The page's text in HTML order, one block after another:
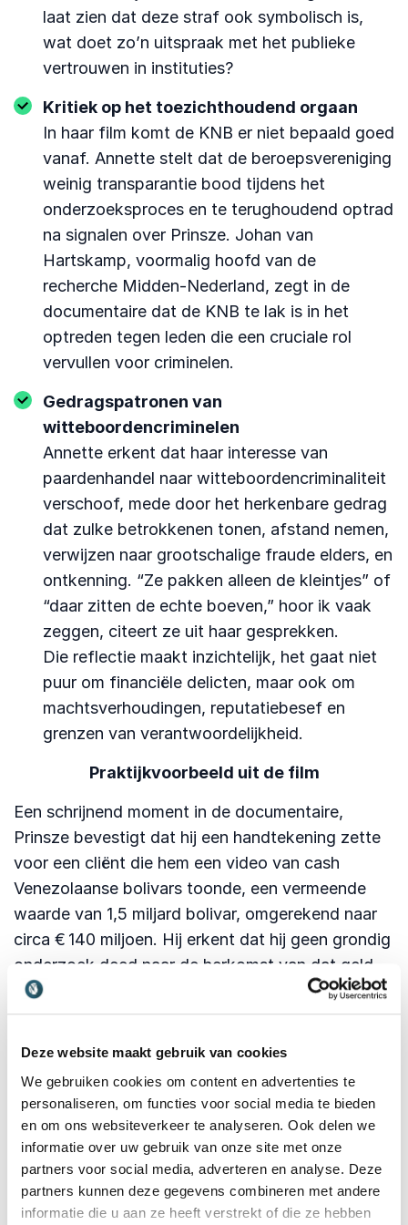
Deze website maakt gebruik van cookies
We gebruiken cookies om content en advertenties te
personaliseren, om functies voor social media te bieden
en om ons websiteverkeer te analyseren. Ook delen we
informatie over uw gebruik van onze site met onze
partners voor social media, adverteren en analyse. Deze
partners kunnen deze gegevens combineren met andere
informatie die u aan ze heeft verstrekt of die ze hebben
laat zien dat deze straf ook symbolisch is,
wat doet zo’n uitspraak met het publieke
vertrouwen in instituties?
Kritiek op het toezichthoudend orgaan
In haar film komt de KNB er niet bepaald goed
vanaf. Annette stelt dat de beroepsvereniging
weinig transparantie bood tijdens het
onderzoeksproces en te terughoudend optrad
na signalen over Prinsze. Johan van
Hartskamp, voormalig hoofd van de
recherche Midden-Nederland, zegt in de
documentaire dat de KNB te lak is in het
optreden tegen leden die een cruciale rol
vervullen voor criminelen.
Gedragspatronen van
witteboordencriminelen
Annette erkent dat haar interesse van
paardenhandel naar witteboordencriminaliteit
verschoof, mede door het herkenbare gedrag
dat zulke betrokkenen tonen, afstand nemen,
verwijzen naar grootschalige fraude elders, en
ontkenning. “Ze pakken alleen de kleintjes” of
“daar zitten de echte boeven,” hoor ik vaak
zeggen, citeert ze uit haar gesprekken.
Die reflectie maakt inzichtelijk, het gaat niet
puur om financiële delicten, maar ook om
machtsverhoudingen, reputatiebesef en
grenzen van verantwoordelijkheid.
Praktijkvoorbeeld uit de film
Een schrijnend moment in de documentaire,
Prinsze bevestigt dat hij een handtekening zette
voor een cliënt die hem een video van cash
Venezolaanse bolivars toonde, een vermeende
waarde van 1,5 miljard bolivar, omgerekend naar
circa € 140 miljoen. Hij erkent dat hij geen grondig
onderzoek deed naar de herkomst van dat geld.
Dat moment legt de fragiliteit bloot van een
systeem waarin vertrouwen en twijfel dicht bij
Wat kan jouw organisatie
hieruit meenemen?
1. Bewustzijn, controle en vertrouwen zijn geen
vanzelfsprekendheid
In sectoren waarin groot geld en juridische